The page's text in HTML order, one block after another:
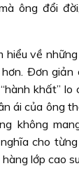
ông đổi
hiểu về
Ðơn
khất” lo
ái của ông
không
cho
lớp cao